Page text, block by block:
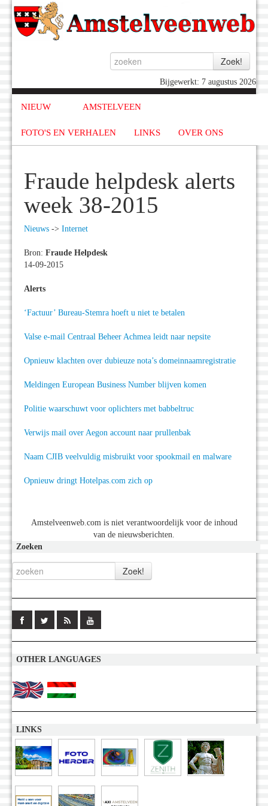
Bijgewerkt: 7 augustus 2026
NIEUW AMSTELVEEN
FOTO'S EN VERHALEN LINKS OVER ONS
Fraude helpdesk alerts
week 38-2015
Nieuws -> Internet
Bron: Fraude Helpdesk
14-09-2015
Alerts
‘Factuur’ Bureau-Stemra hoeft u niet te betalen
Valse e-mail Centraal Beheer Achmea leidt naar nepsite
Opnieuw klachten over dubieuze nota’s domeinnaamregistratie
Meldingen European Business Number blijven komen
Politie waarschuwt voor oplichters met babbeltruc
Verwijs mail over Aegon account naar prullenbak
Naam CJIB veelvuldig misbruikt voor spookmail en malware
Opnieuw dringt Hotelpas.com zich op
Amstelveenweb.com is niet verantwoordelijk voor de inhoud
van de nieuwsberichten.
Zoeken
OTHER LANGUAGES
LINKS